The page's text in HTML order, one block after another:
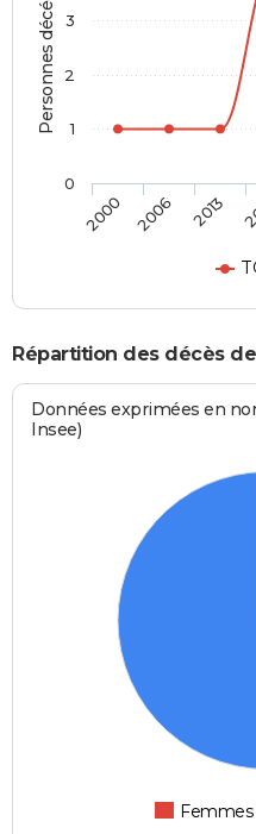
Personnes décédées
2000 2006 2013
0
1
2
3
Répartition des décès
Données exprimées en
Insee)
Femmes